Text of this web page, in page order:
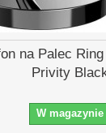
na Palec
Privity
W magazynie